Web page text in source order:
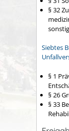
§ 32
Siebtes
§ 1
§ 26
§ 33